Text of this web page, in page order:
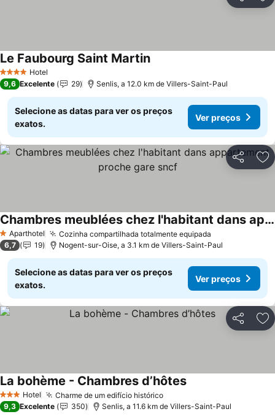
4 EstrelasHotel
Le Faubourg Saint Martin
9,6 Excelente 29 Senlis, a 12.0 km de Villers-Saint-Paul
Selecione as datas para ver os preços
exatos.
Ver preços
Partilhar
1 Estrelas
Aparthotel Cozinha compartilhada totalmente equipada
Chambres meublées chez l'habitant dans appartement proche gare sncf
6,7 19 Nogent-sur-Oise, a 3.1 km de Villers-Saint-Paul
Selecione as datas para ver os preços
exatos.
Ver preços
Partilhar
3 EstrelasHotel Charme de um edifício histórico
La bohème - Chambres d’hôtes
9,3 Excelente 350 Senlis, a 11.6 km de Villers-Saint-Paul